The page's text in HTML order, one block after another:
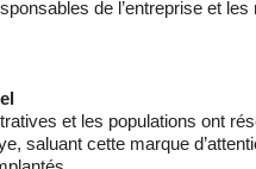
de l’entreprise et
et les populations ont
saluant cette marque